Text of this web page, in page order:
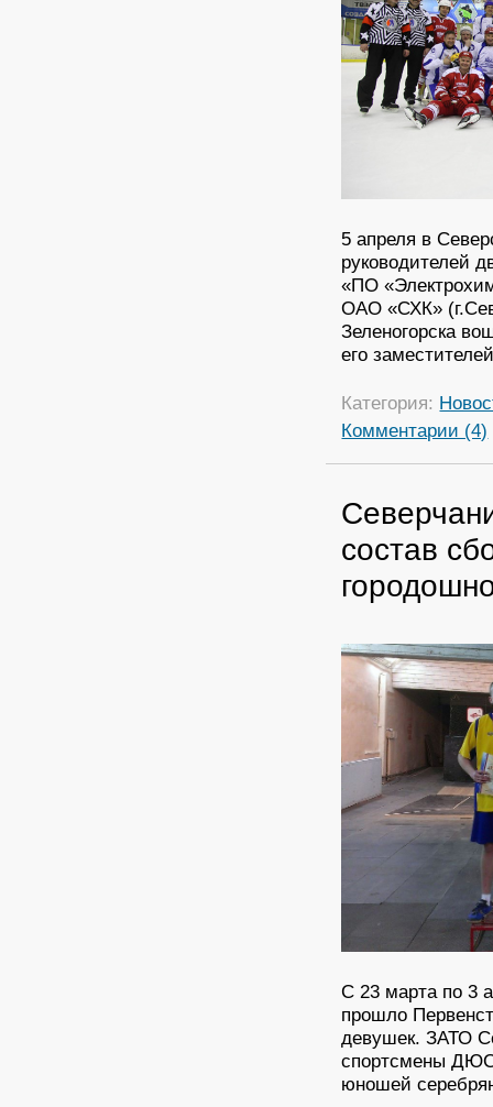
5 апреля в
руководителей
«ПО
ОАО «СХК»
Зеленогорска
его
Категория:
Комментарии (4)
состав
С 23 марта по 3
прошло
девушек. ЗАТО
спортсмены
юношей